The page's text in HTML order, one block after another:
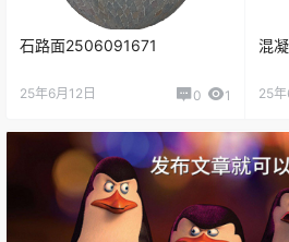
石路面2506091671
25年6月12日 0 1
混
25年